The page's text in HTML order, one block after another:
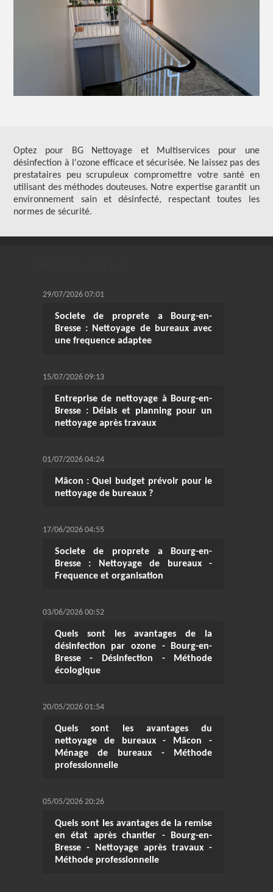
Optez pour BG Nettoyage et Multiservices pour une
désinfection à l'ozone efficace et sécurisée. Ne laissez pas des
prestataires peu scrupuleux compromettre votre santé en
utilisant des méthodes douteuses. Notre expertise garantit un
environnement sain et désinfecté, respectant toutes les
normes de sécurité.
29/07/2026 07:01
Societe de proprete a Bourg-en-
Bresse : Nettoyage de bureaux avec
une frequence adaptee
15/07/2026 09:13
Entreprise de nettoyage à Bourg-en-
Bresse : Délais et planning pour un
nettoyage après travaux
01/07/2026 04:24
Mâcon : Quel budget prévoir pour le
nettoyage de bureaux ?
17/06/2026 04:55
Societe de proprete a Bourg-en-
Bresse : Nettoyage de bureaux -
Frequence et organisation
03/06/2026 00:52
Quels sont les avantages de la
désinfection par ozone - Bourg-en-
Bresse - Désinfection - Méthode
écologique
20/05/2026 01:54
Quels sont les avantages du
nettoyage de bureaux - Mâcon -
Ménage de bureaux - Méthode
professionnelle
05/05/2026 20:26
Quels sont les avantages de la remise
en état après chantier - Bourg-en-
Bresse - Nettoyage après travaux -
Méthode professionnelle